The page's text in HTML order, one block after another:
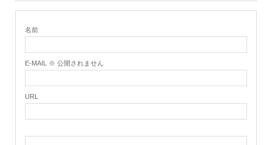
名前
E-MAIL ※ 公開されません
URL